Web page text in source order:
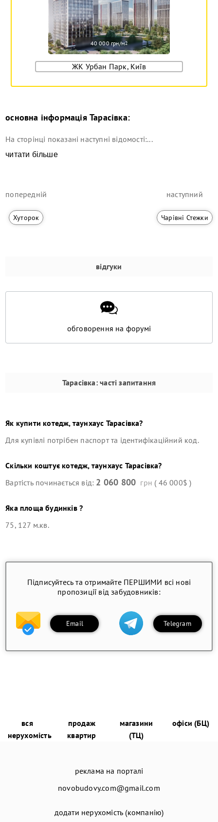
40 000 грн/м2
ЖК Урбан Парк, Київ
основна інформаціяТарасівка:
На сторінці показані наступні відомості:...
читати більше
попередній
Хуторок
наступний
Чарівні Стежки
відгуки
обговорення на форумі
Тарасівка: часті запитання
Як купитикотедж, таунхаус Тарасівка?
Для купівлі потрібен паспорт та ідентифікаційний код.
Скільки коштуєкотедж, таунхаус Тарасівка?
Вартість починається від: 2 060 800 грн ( 46 000$ )
Яка площа будинків ?
75, 127 м.кв.
Підписуйтесь та отримайте ПЕРШИМИ всі нові
пропозиції від забудовників:
Email Telegram
вся
нерухомість
продаж
квартир
магазини
(ТЦ)
офіси (БЦ)
реклама на порталі
novobudovy.com@gmail.com
додати нерухомість (компанію)